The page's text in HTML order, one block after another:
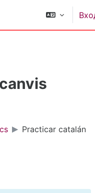
Practicar catalán